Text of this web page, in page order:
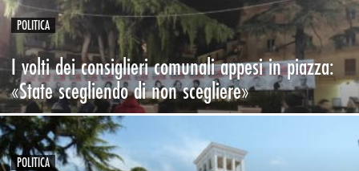
POLITICA
I volti dei consiglieri comunali appesi in piazza:
«State scegliendo di non scegliere»
POLITICA